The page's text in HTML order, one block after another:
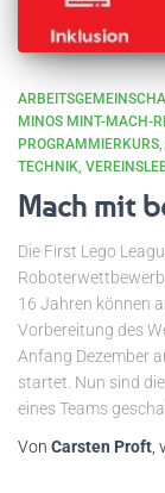
MINOS MINT-MACH-
PROGRAMMIERKURS
TECHNIK
Mach mit
Die First Lego
16 Jahren können
Vorbereitung des
Anfang Dezember
startet. Nun sind
eines Teams
Von Carsten Proft ,